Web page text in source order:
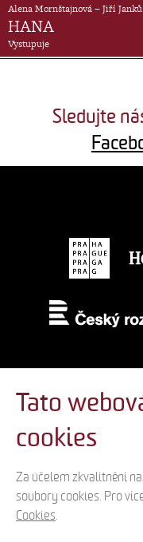
Alena Mornštajnová – Jiří Janků
HANA
Vystupuje
Sledujte
Tato
cookies
Za účelem zkvalitnění
soubory cookies. Pro
Cookies.